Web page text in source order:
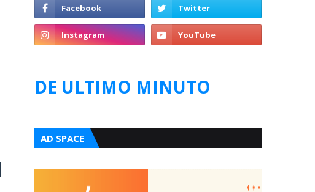
DE ULTIMO MINUTO
AD SPACE